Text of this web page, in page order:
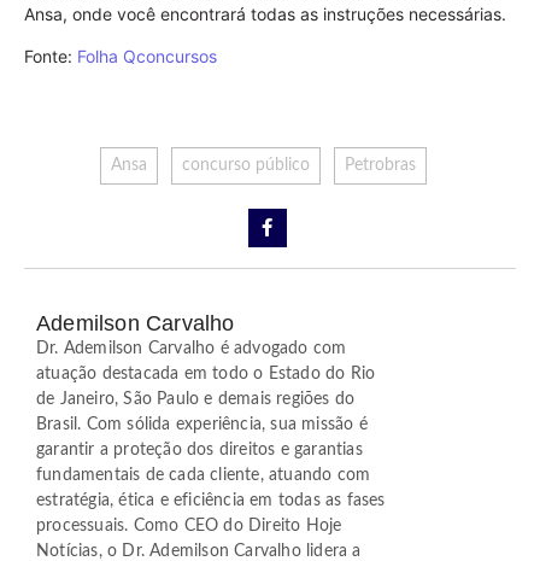
Ansa, onde você encontrará todas as instruções necessárias.
Fonte: Folha Qconcursos
Ansa concurso público Petrobras
Ademilson Carvalho
Dr. Ademilson Carvalho é advogado com
atuação destacada em todo o Estado do Rio
de Janeiro, São Paulo e demais regiões do
Brasil. Com sólida experiência, sua missão é
garantir a proteção dos direitos e garantias
fundamentais de cada cliente, atuando com
estratégia, ética e eficiência em todas as fases
processuais. Como CEO do Direito Hoje
Notícias, o Dr. Ademilson Carvalho lidera a